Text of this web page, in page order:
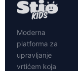
Moderna
platforma za
upravljanje
vrtićem koja